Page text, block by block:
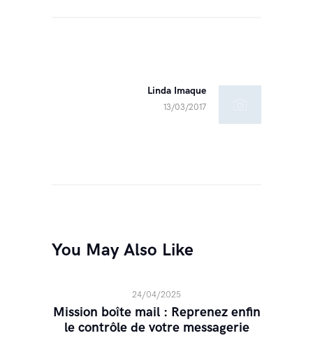
Linda Imaque
13/03/2017
You May Also Like
24/04/2025
Mission boîte mail : Reprenez enfin
le contrôle de votre messagerie